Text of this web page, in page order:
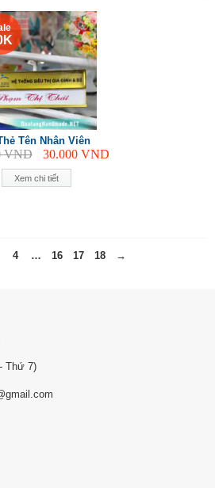
Xem chi tiết
K
Tên Nhân Viên
VND 30.000 VND
4 … 16 17 18 →
Thứ 7)